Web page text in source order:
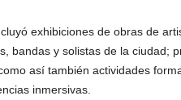
exhibiciones de obras de
bandas y solistas de la ciudad;
así también actividades
inmersivas.